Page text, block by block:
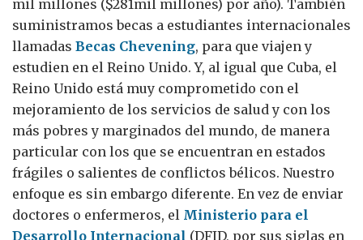
mil millones ($281mil millones) por año). También
suministramos becas a estudiantes internacionales
llamadas Becas Chevening, para que viajen y
estudien en el Reino Unido. Y, al igual que Cuba, el
Reino Unido está muy comprometido con el
mejoramiento de los servicios de salud y con los
más pobres y marginados del mundo, de manera
particular con los que se encuentran en estados
frágiles o salientes de conflictos bélicos. Nuestro
enfoque es sin embargo diferente. En vez de enviar
doctores o enfermeros, el Ministerio para el
Desarrollo Internacional (DFID, por sus siglas en